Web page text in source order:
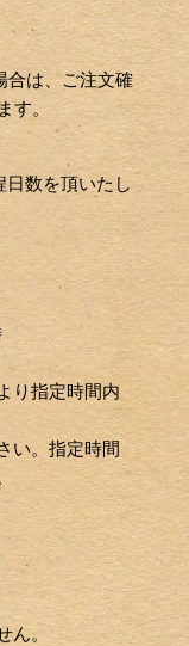
合は、ご注文確
。
数を頂いたし
り指定時間内
い。指定時間
。